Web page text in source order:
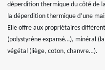
déperdition thermique du côté de
la déperdition thermique d’une
Elle offre aux propriétaires
(polystyrène expansé…), minéral
végétal (liège, coton, chanvre…).